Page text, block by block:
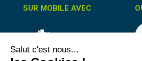
SUR MOBILE AVEC
Salut c'est nous...